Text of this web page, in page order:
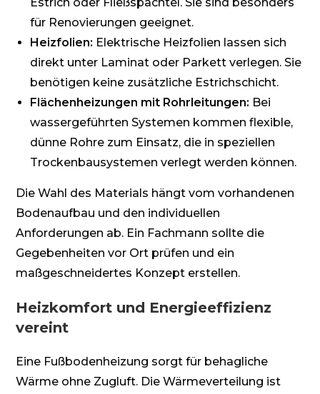
für Renovierungen geeignet.
Heizfolien: Elektrische Heizfolien lassen sich
direkt unter Laminat oder Parkett verlegen. Sie
benötigen keine zusätzliche Estrichschicht.
Flächenheizungen mit Rohrleitungen: Bei
wassergeführten Systemen kommen flexible,
dünne Rohre zum Einsatz, die in speziellen
Trockenbausystemen verlegt werden können.
Die Wahl des Materials hängt vom vorhandenen
Bodenaufbau und den individuellen
Anforderungen ab. Ein Fachmann sollte die
Gegebenheiten vor Ort prüfen und ein
maßgeschneidertes Konzept erstellen.
Heizkomfort und Energieeffizienz
vereint
Eine Fußbodenheizung sorgt für behagliche
Wärme ohne Zugluft. Die Wärmeverteilung ist